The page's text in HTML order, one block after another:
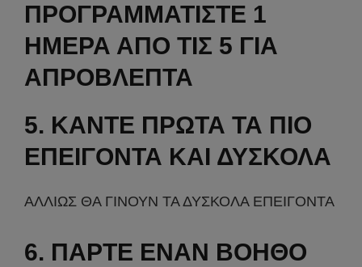
ΠΡΟΓΡΑΜΜΑΤΙΣΤΕ 1
ΗΜΕΡΑ ΑΠΟ ΤΙΣ 5 ΓΙΑ
ΑΠΡΟΒΛΕΠΤΑ
5. ΚΑΝΤΕ ΠΡΩΤΑ ΤΑ ΠΙΟ
ΕΠΕΙΓΟΝΤΑ ΚΑΙ ΔΥΣΚΟΛΑ
ΑΛΛΙΩΣ ΘΑ ΓΙΝΟΥΝ ΤΑ ΔΥΣΚΟΛΑ ΕΠΕΙΓΟΝΤΑ
6. ΠΑΡΤΕ ΕΝΑΝ ΒΟΗΘΟ